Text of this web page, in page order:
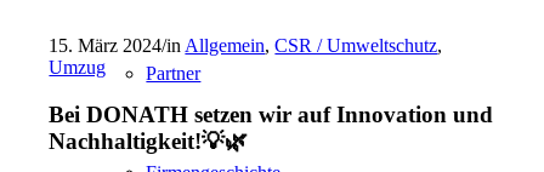
Partner
15. März 2024/in Allgemein,CSR / Umweltschutz,
Umzug
Bei DONATH setzen wir auf Innovation und
Nachhaltigkeit!💡🌿